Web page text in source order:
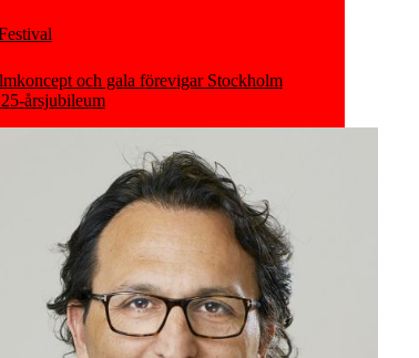
och gala förevigar Stockholm
årsjubileum